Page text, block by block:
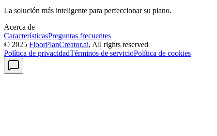
La solución más inteligente para perfeccionar su plano.
Acerca de
CaracterísticasPreguntas frecuentes
© 2025 FloorPlanCreator.ai, All rights reserved
Política de privacidadTérminos de servicioPolítica de cookies